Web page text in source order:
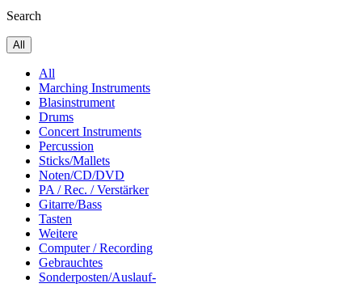
Search
All
All
Marching Instruments
Blasinstrument
Drums
Concert Instruments
Percussion
Sticks/Mallets
Noten/CD/DVD
PA / Rec. / Verstärker
Gitarre/Bass
Tasten
Weitere
Computer / Recording
Gebrauchtes
Sonderposten/Auslauf-